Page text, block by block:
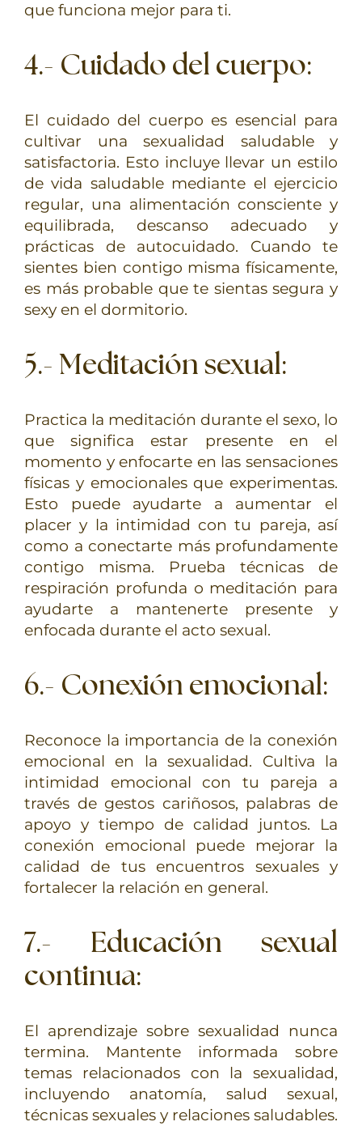
que funciona mejor para ti.
4.- Cuidado del cuerpo:
El cuidado del cuerpo es esencial para
cultivar una sexualidad saludable y
satisfactoria. Esto incluye llevar un estilo
de vida saludable mediante el ejercicio
regular, una alimentación consciente y
equilibrada, descanso adecuado y
prácticas de autocuidado. Cuando te
sientes bien contigo misma físicamente,
es más probable que te sientas segura y
sexy en el dormitorio.
5.- Meditación sexual:
Practica la meditación durante el sexo, lo
que significa estar presente en el
momento y enfocarte en las sensaciones
físicas y emocionales que experimentas.
Esto puede ayudarte a aumentar el
placer y la intimidad con tu pareja, así
como a conectarte más profundamente
contigo misma. Prueba técnicas de
respiración profunda o meditación para
ayudarte a mantenerte presente y
enfocada durante el acto sexual.
6.- Conexión emocional:
Reconoce la importancia de la conexión
emocional en la sexualidad. Cultiva la
intimidad emocional con tu pareja a
través de gestos cariñosos, palabras de
apoyo y tiempo de calidad juntos. La
conexión emocional puede mejorar la
calidad de tus encuentros sexuales y
fortalecer la relación en general.
7.- Educación sexual
continua:
El aprendizaje sobre sexualidad nunca
termina. Mantente informada sobre
temas relacionados con la sexualidad,
incluyendo anatomía, salud sexual,
técnicas sexuales y relaciones saludables.